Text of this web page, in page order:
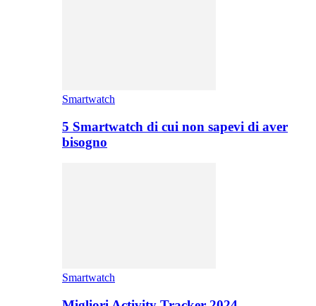
Smartwatch
5 Smartwatch di cui non sapevi di aver
bisogno
Smartwatch